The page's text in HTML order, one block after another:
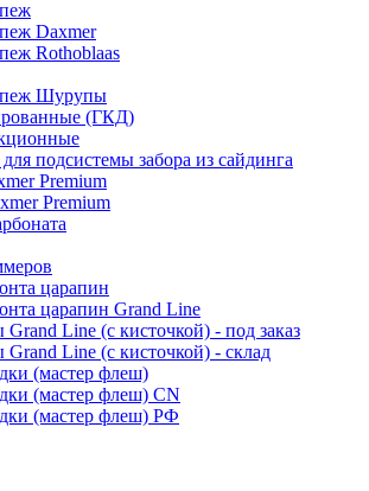
Daxmer
Rothoblaas
Шурупы
(ГКД)
подсистемы забора из сайдинга
Premium
Premium
царапин
царапин Grand Line
Line (с кисточкой) - под заказ
Line (с кисточкой) - склад
(мастер флеш)
(мастер флеш) CN
(мастер флеш) РФ